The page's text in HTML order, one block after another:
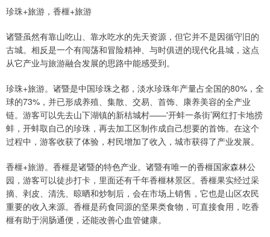
珍珠+旅游，香榧+旅游
诸暨虽然有靠山吃山、靠水吃水的先天资源，但它并不是因循守旧的
古城。相反是一个有闯荡和冒险精神、与时俱进的现代化县城，这点
从它产业与旅游融合发展的思路中能感受到。
珍珠+旅游。诸暨是中国珍珠之都，淡水珍珠年产量占全国的80%，全
球的73%，并已形成养殖、集散、交易、首饰、康养美容的全产业
链。游客可以先去山下湖镇的新桔城村——'开蚌一条街’网红打卡地捞
蚌，开蚌取自己的珍珠，再去加工区制作成自己想要的首饰。在这个
过程中，游客收获了体验，村民增加了收入，城市获得了产业发展。
香榧+旅游。香榧是诸暨的特色产业。诸暨有唯一的香榧国家森林公
园，游客可以徒步打卡，里面还有千年香榧林景区。香榧果实经过采
摘、剥皮、清洗、晾晒和炒制后，会在市场上销售，它也是山区农民
重要的收入来源。香榧是药食同源的坚果类食物，可直接食用，吃香
榧有助于润肠通便，还能改善心血管健康。